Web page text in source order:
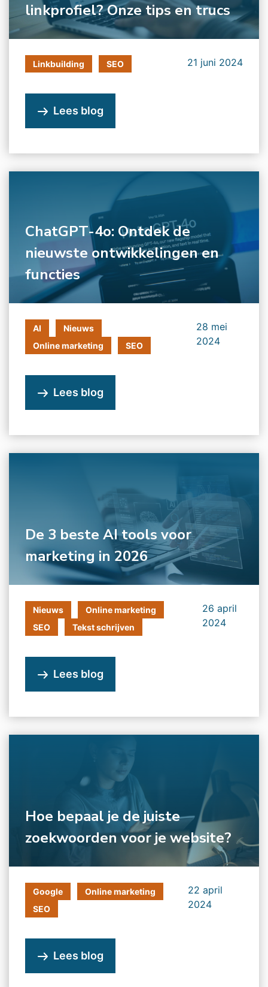
linkprofiel? Onze tips en trucs
Linkbuilding SEO 21 juni 2024
Lees blog
ChatGPT-4o: Ontdek de
nieuwste ontwikkelingen en
functies
AI
Nieuws
Online marketing
SEO
28 mei
2024
Lees blog
De 3 beste AI tools voor
marketing in 2026
Nieuws
Online marketing
SEO
Tekst schrijven
26 april
2024
Lees blog
Hoe bepaal je de juiste
zoekwoorden voor je website?
Google
Online marketing
SEO
22 april
2024
Lees blog